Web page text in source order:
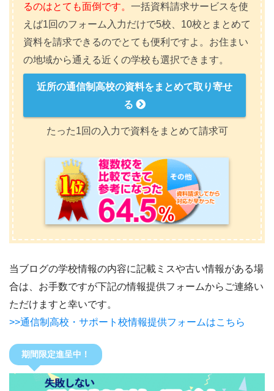
るのはとても面倒です。 一括資料請求サービスを使
えば1回のフォーム入力だけで5校、10校とまとめて
資料を請求できるのでとても便利ですよ。お住まい
の地域から通える近くの学校も選択できます。
近所の通信制高校の資料をまとめて取り寄せ
る
たった1回の入力で資料をまとめて請求可
当ブログの学校情報の内容に記載ミスや古い情報がある場
合は、お手数ですが下記の情報提供フォームからご連絡い
ただけますと幸いです。
>>通信制高校・サポート校情報提供フォームはこちら
期間限定進呈中！